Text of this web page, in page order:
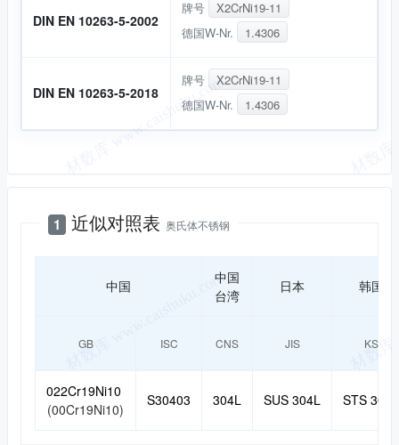
DIN EN 10263-5-2002
牌号
X2CrNi19-11
德国W-Nr.
1.4306
DIN EN 10263-5-2018
牌号
X2CrNi19-11
德国W-Nr.
1.4306
1 近似对照表 奥氏体不锈钢
中国
中国
台湾
日本 韩国
GB ISC CNS JIS KS
022Cr19Ni10
(00Cr19Ni10)
S30403 304L SUS 304L STS 304L